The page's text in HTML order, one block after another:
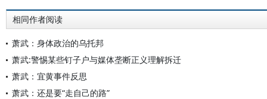
相同作者阅读
萧武：身体政治的乌托邦
萧武:警惕某些钉子户与媒体垄断正义理解拆迁
萧武：宜黄事件反思
萧武：还是要“走自己的路”